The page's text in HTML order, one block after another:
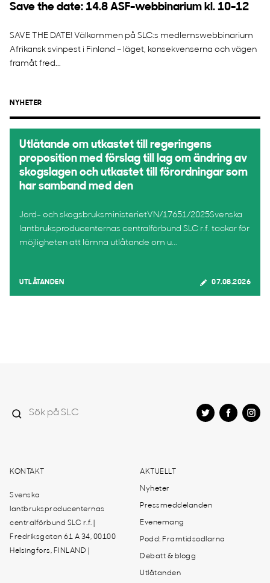
Save the date: 14.8 ASF-webbinarium kl. 10-12
SAVE THE DATE! Välkommen på SLC:s medlemswebbinarium
Afrikansk svinpest i Finland – läget, konsekvenserna och vägen
framåt fred...
NYHETER
Utlåtande om utkastet till regeringens
proposition med förslag till lag om ändring av
skogslagen och utkastet till förordningar som
har samband med den
Jord- och skogsbruksministerietVN/17651/2025Svenska
lantbruksproducenternas centralförbund SLC r.f. tackar för
möjligheten att lämna utlåtande om u...
UTLÅTANDEN 07.08.2026
KONTAKT
Svenska
lantbruksproducenternas
centralförbund SLC r.f. |
Fredriksgatan 61 A 34, 00100
Helsingfors, FINLAND |
AKTUELLT
Nyheter
Pressmeddelanden
Evenemang
Podd: Framtidsodlarna
Debatt & blogg
Utlåtanden